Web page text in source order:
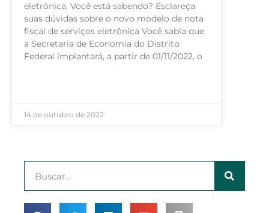
eletrônica. Você está sabendo? Esclareça
suas dúvidas sobre o novo modelo de nota
fiscal de serviços eletrônica Você sabia que
a Secretaria de Economia do Distrito
Federal implantará, a partir de 01/11/2022, o
14 de outubro de 2022